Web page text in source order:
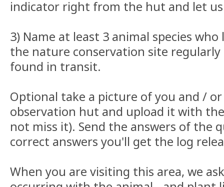
indicator right from the hut and let
3) Name at least 3 animal species
the nature conservation site regularly
found in transit.
Optional take a picture of you and /
observation hut and upload it with
not miss it). Send the answers of the
correct answers you'll get the log
When you are visiting this area, we